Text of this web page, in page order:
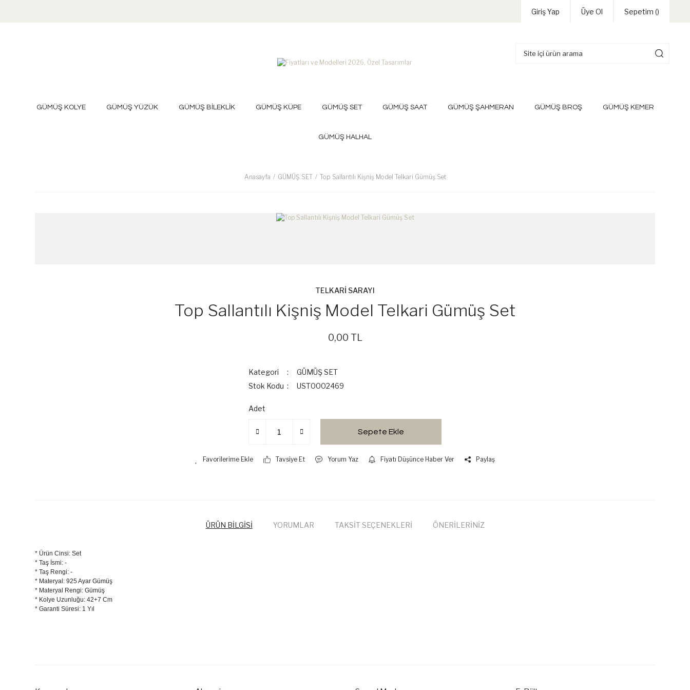
Giriş Yap Üye Ol Sepetim ()
GÜMÜŞ KOLYE GÜMÜŞ YÜZÜK GÜMÜŞ BİLEKLİK GÜMÜŞ KÜPE GÜMÜŞ SET GÜMÜŞ SAAT GÜMÜŞ ŞAHMERAN GÜMÜŞ BROŞ GÜMÜŞ KEMER
GÜMÜŞ HALHAL
Anasayfa GÜMÜŞ SET Top Sallantılı Kişniş Model Telkari Gümüş Set
TELKARİ SARAYI
Top Sallantılı Kişniş Model Telkari Gümüş Set
0,00 TL
Kategori
GÜMÜŞ SET
Stok Kodu
UST0002469
Adet
Sepete Ekle
Tavsiye Et Yorum Yaz Fiyatı Düşünce Haber Ver Paylaş
ÜRÜN BİLGİSİ YORUMLAR TAKSİT SEÇENEKLERİ ÖNERİLERİNİZ
* Ürün Cinsi: Set
* Taş İsmi: -
* Taş Rengi: -
* Materyal: 925 Ayar Gümüş
* Materyal Rengi: Gümüş
* Kolye Uzunluğu: 42+7 Cm
* Garanti Süresi: 1 Yıl